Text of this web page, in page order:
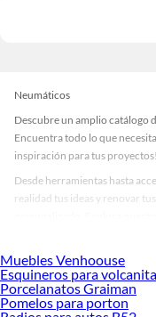
Neumáticos
Descubre un amplio catálogo
Encuentra todo lo que
inspiración para tus proyectos!
Desde herramientas hasta
realidad tus ideas y renovar
accesorios de calidad que te
Desde remodelaciones hasta
tus ideas realidad. ¡Visítanos
Neumáticos!
Muebles Venhoouse
Esquineros para volcanita
Porcelanatos Graiman
Pomelos para porton